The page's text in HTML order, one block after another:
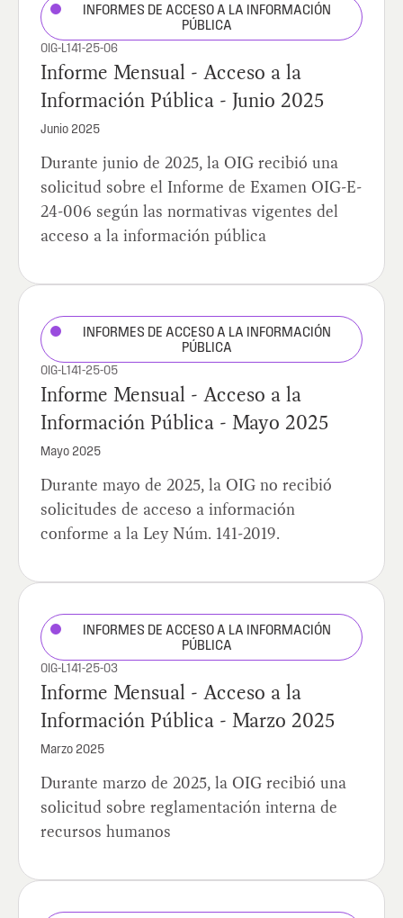
INFORMES DE ACCESO A LA INFORMACIÓN
PÚBLICA
OIG-L141-25-06
Informe Mensual - Acceso a la
Información Pública - Junio 2025
Junio 2025
Durante junio de 2025, la OIG recibió una
solicitud sobre el Informe de Examen OIG-E-
24-006 según las normativas vigentes del
acceso a la información pública
INFORMES DE ACCESO A LA INFORMACIÓN
PÚBLICA
OIG-L141-25-05
Informe Mensual - Acceso a la
Información Pública - Mayo 2025
Mayo 2025
Durante mayo de 2025, la OIG no recibió
solicitudes de acceso a información
conforme a la Ley Núm. 141-2019.
INFORMES DE ACCESO A LA INFORMACIÓN
PÚBLICA
OIG-L141-25-03
Informe Mensual - Acceso a la
Información Pública - Marzo 2025
Marzo 2025
Durante marzo de 2025, la OIG recibió una
solicitud sobre reglamentación interna de
recursos humanos